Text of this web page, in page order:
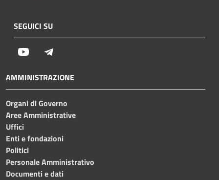
SEGUICI SU
Youtube
AMMINISTRAZIONE
Organi di Governo
Aree Amministrative
Uffici
Enti e fondazioni
Politici
Personale Amministrativo
Documenti e dati